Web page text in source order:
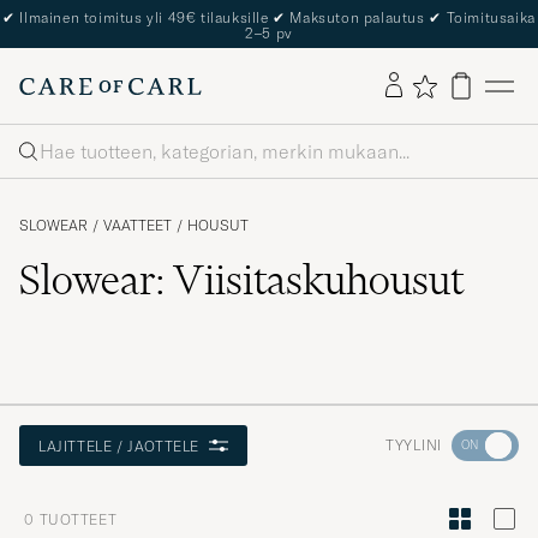
✔ Ilmainen toimitus yli 49€ tilauksille ✔ Maksuton palautus ✔ Toimitusaika
2–5 pv
Haku
SLOWEAR / VAATTEET / HOUSUT
Slowear: Viisitaskuhousut
LAJITTELE / JAOTTELE TYYLINI
Aktivoi
tyylini
0 TUOTTEET